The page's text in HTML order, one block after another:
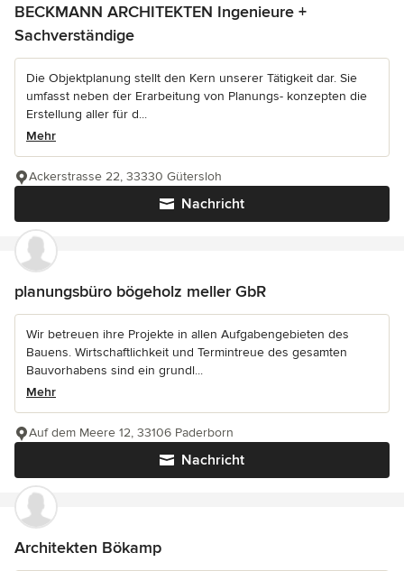
BECKMANN ARCHITEKTEN Ingenieure +
Sachverständige
Die Objektplanung stellt den Kern unserer Tätigkeit dar. Sie
umfasst neben der Erarbeitung von Planungs- konzepten die
Erstellung aller für d...
Mehr
Nachricht
Ackerstrasse 22, 33330 Gütersloh
planungsbüro bögeholz meller GbR
Wir betreuen ihre Projekte in allen Aufgabengebieten des
Bauens. Wirtschaftlichkeit und Termintreue des gesamten
Bauvorhabens sind ein grundl...
Mehr
Nachricht
Auf dem Meere 12, 33106 Paderborn
Architekten Bökamp